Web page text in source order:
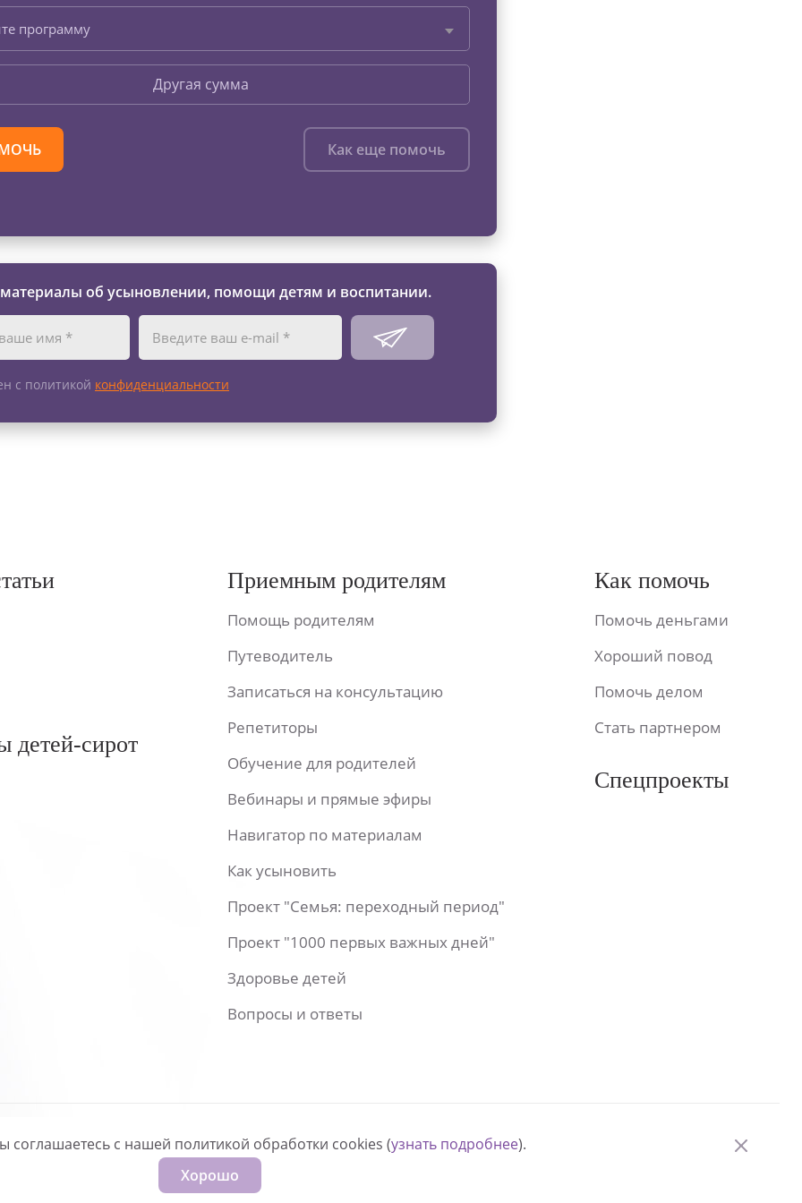
программу
Другая сумма
Как еще помочь
об усыновлении, помощи детям и воспитании.
с политикой конфиденциальности
детей-сирот
Приемным родителям
Помощь родителям
Путеводитель
Записаться на консультацию
Репетиторы
Обучение для родителей
Вебинары и прямые эфиры
Навигатор по материалам
Как усыновить
Проект "Семья: переходный период"
Проект "1000 первых важных дней"
Здоровье детей
Вопросы и ответы
Как помочь
Помочь деньгами
Хороший повод
Помочь делом
Стать партнером
Спецпроекты
соглашаетесь с нашей политикой обработки cookies (узнать подробнее).
Хорошо